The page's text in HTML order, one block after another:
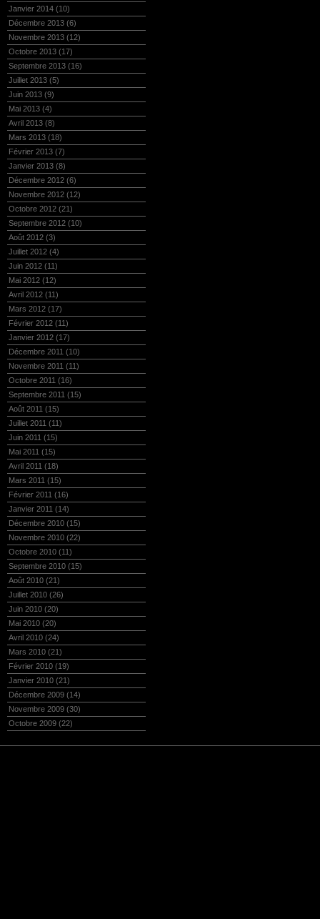
Janvier 2014 (10)
Décembre 2013 (6)
Novembre 2013 (12)
Octobre 2013 (17)
Septembre 2013 (16)
Juillet 2013 (5)
Juin 2013 (9)
Mai 2013 (4)
Avril 2013 (8)
Mars 2013 (18)
Février 2013 (7)
Janvier 2013 (8)
Décembre 2012 (6)
Novembre 2012 (12)
Octobre 2012 (21)
Septembre 2012 (10)
Août 2012 (3)
Juillet 2012 (4)
Juin 2012 (11)
Mai 2012 (12)
Avril 2012 (11)
Mars 2012 (17)
Février 2012 (11)
Janvier 2012 (17)
Décembre 2011 (10)
Novembre 2011 (11)
Octobre 2011 (16)
Septembre 2011 (15)
Août 2011 (15)
Juillet 2011 (11)
Juin 2011 (15)
Mai 2011 (15)
Avril 2011 (18)
Mars 2011 (15)
Février 2011 (16)
Janvier 2011 (14)
Décembre 2010 (15)
Novembre 2010 (22)
Octobre 2010 (11)
Septembre 2010 (15)
Août 2010 (21)
Juillet 2010 (26)
Juin 2010 (20)
Mai 2010 (20)
Avril 2010 (24)
Mars 2010 (21)
Février 2010 (19)
Janvier 2010 (21)
Décembre 2009 (14)
Novembre 2009 (30)
Octobre 2009 (22)